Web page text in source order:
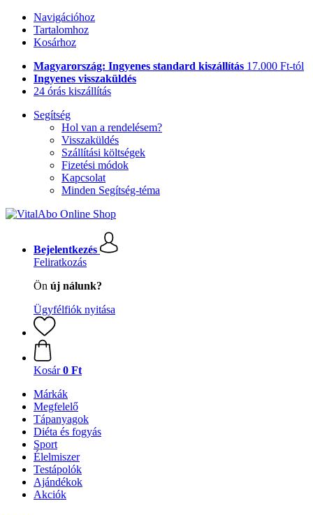
Navigációhoz
Tartalomhoz
Kosárhoz
Magyarország: Ingyenes standard kiszállítás 17.000 Ft-tól
Ingyenes visszaküldés
24 órás kiszállítás
Segítség
Hol van a rendelésem?
Visszaküldés
Szállítási költségek
Fizetési módok
Kapcsolat
Minden Segítség-téma
Bejelentkezés
Feliratkozás
Ön új nálunk?
Ügyfélfiók nyitása
Kosár 0 Ft
Márkák
Megfelelő
Tápanyagok
Diéta és fogyás
Sport
Élelmiszer
Testápolók
Ajándékok
Akciók